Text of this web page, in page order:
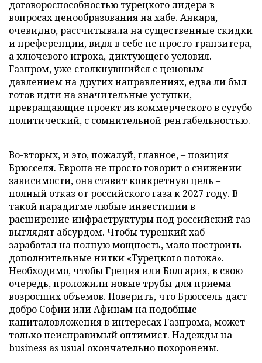
договороспособностью турецкого лидера в
вопросах ценообразования на хабе. Анкара,
очевидно, рассчитывала на существенные скидки
и преференции, видя в себе не просто транзитера,
а ключевого игрока, диктующего условия.
Газпром, уже столкнувшийся с ценовым
давлением на других направлениях, едва ли был
готов идти на значительные уступки,
превращающие проект из коммерческого в сугубо
политический, с сомнительной рентабельностью.
Во-вторых, и это, пожалуй, главное, – позиция
Брюсселя. Европа не просто говорит о снижении
зависимости, она ставит конкретную цель –
полный отказ от российского газа к 2027 году. В
такой парадигме любые инвестиции в
расширение инфраструктуры под российский газ
выглядят абсурдом. Чтобы турецкий хаб
заработал на полную мощность, мало построить
дополнительные нитки «Турецкого потока».
Необходимо, чтобы Греция или Болгария, в свою
очередь, проложили новые трубы для приема
возросших объемов. Поверить, что Брюссель даст
добро Софии или Афинам на подобные
капиталовложения в интересах Газпрома, может
только неисправимый оптимист. Надежды на
business as usual окончательно похоронены.